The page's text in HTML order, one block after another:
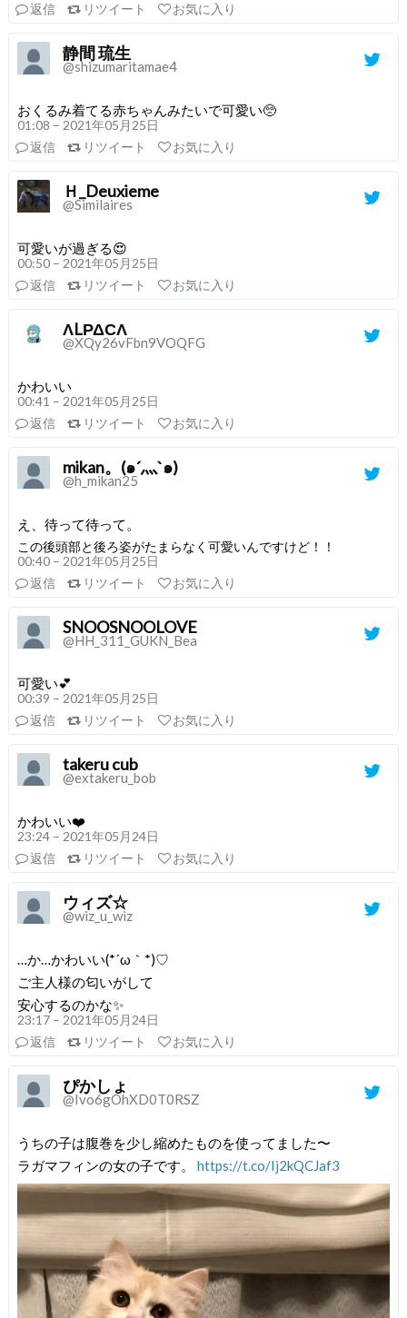
返信
リツイート お気に入り
静間 琉生
@shizumaritamae4
おくるみ着てる赤ちゃんみたいで可愛い🥺
01:08 – 2021年05月25日
返信
リツイート お気に入り
Ｈ_Deuxieme
@Similaires
可愛いが過ぎる😍
00:50 – 2021年05月25日
返信
リツイート お気に入り
ΛLΡΔСΛ
@XQy26vFbn9VOQFG
かわいい
00:41 – 2021年05月25日
返信
リツイート お気に入り
mikan。(๑´灬`๑)
@h_mikan25
え、待って待って。
この後頭部と後ろ姿がたまらなく可愛いんですけど！！
00:40 – 2021年05月25日
返信
リツイート お気に入り
SNOOSNOOLOVE
@HH_311_GUKN_Bea
可愛い💕
00:39 – 2021年05月25日
返信
リツイート お気に入り
takeru cub
@extakeru_bob
かわいい❤️
23:24 – 2021年05月24日
返信
リツイート お気に入り
ウィズ☆
@wiz_u_wiz
…か…かわいい(*´ω｀*)♡
ご主人様の匂いがして
安心するのかな✨
23:17 – 2021年05月24日
返信
リツイート お気に入り
ぴかしょ
@Ivo6gOhXD0T0RSZ
うちの子は腹巻を少し縮めたものを使ってました〜
ラガマフィンの女の子です。 https://t.co/Ij2kQCJaf3